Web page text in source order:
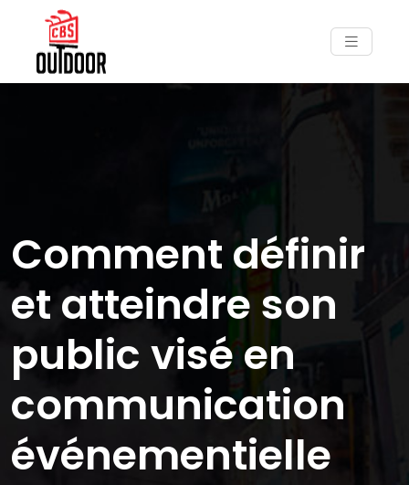
Comment définir
et atteindre son
public visé en
communication
événementielle